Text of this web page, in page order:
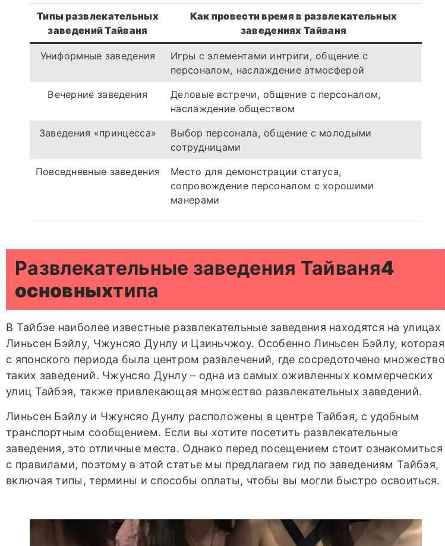
Типы развлекательных
заведений Тайваня
Как провести время в развлекательных
заведениях Тайваня
Униформные заведения
Игры с элементами интриги, общение с
персоналом, наслаждение атмосферой
Вечерние заведения
Деловые встречи, общение с персоналом,
наслаждение обществом
Заведения «принцесса»
Выбор персонала, общение с молодыми
сотрудницами
Повседневные заведения
Место для демонстрации статуса,
сопровождение персоналом с хорошими
манерами
Развлекательные заведения Тайваня4
основныхтипа
В Тайбэе наиболее известные развлекательные заведения находятся на улицах
Линьсен Бэйлу, Чжунсяо Дунлу и Цзиньчжоу. Особенно Линьсен Бэйлу, которая
с японского периода была центром развлечений, где сосредоточено множество
таких заведений. Чжунсяо Дунлу – одна из самых оживленных коммерческих
улиц Тайбэя, также привлекающая множество развлекательных заведений.
Линьсен Бэйлу и Чжунсяо Дунлу расположены в центре Тайбэя, с удобным
транспортным сообщением. Если вы хотите посетить развлекательные
заведения, это отличные места. Однако перед посещением стоит ознакомиться
с правилами, поэтому в этой статье мы предлагаем гид по заведениям Тайбэя,
включая типы, термины и способы оплаты, чтобы вы могли быстро освоиться.